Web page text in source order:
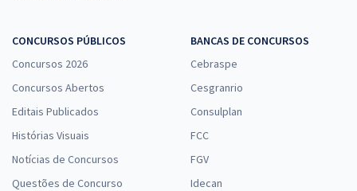
CONCURSOS PÚBLICOS
Concursos 2026
Concursos Abertos
Editais Publicados
Histórias Visuais
Notícias de Concursos
Questões de Concurso
BANCAS DE CONCURSOS
Cebraspe
Cesgranrio
Consulplan
FCC
FGV
Idecan